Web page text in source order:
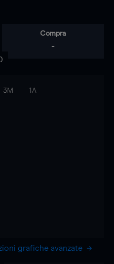
Compra
-
3M 1A
grafiche avanzate